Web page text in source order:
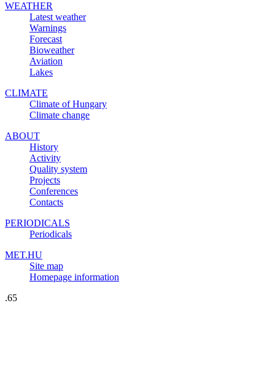
WEATHER
Latest weather
Warnings
Forecast
Bioweather
Aviation
Lakes
CLIMATE
Climate of Hungary
Climate change
ABOUT
History
Activity
Quality system
Projects
Conferences
Contacts
PERIODICALS
Periodicals
MET.HU
Site map
Homepage information
.65